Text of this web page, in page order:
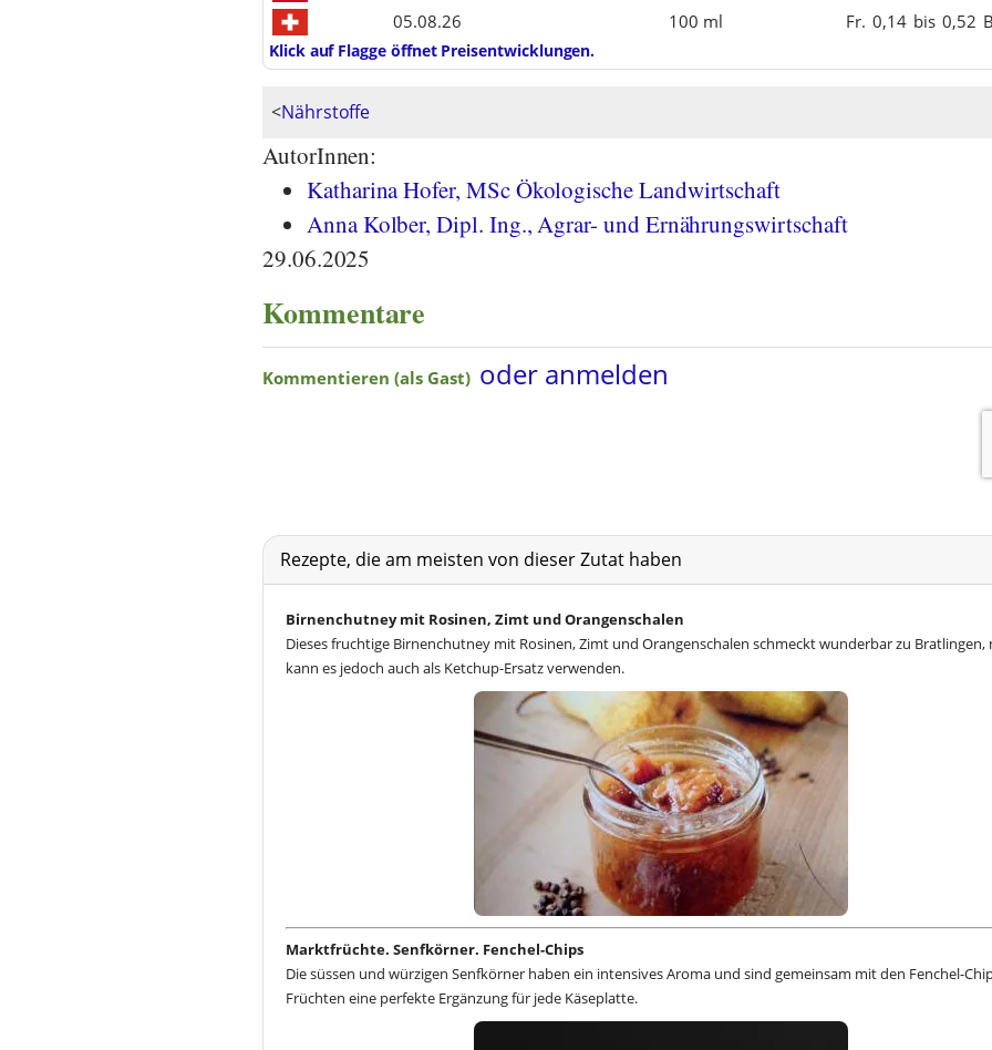
05.08.26
100 ml Fr. 0,14 bis 0,52
Klick auf Flagge öffnet Preisentwicklungen.
<Nährstoffe
AutorInnen:
Katharina Hofer, MSc Ökologische Landwirtschaft
Anna Kolber, Dipl. Ing., Agrar- und Ernährungswirtschaft
29.06.2025
Kommentare
Rezepte, die am meisten von dieser Zutat haben
Birnenchutney mit Rosinen, Zimt und Orangenschalen
Dieses fruchtige Birnenchutney mit Rosinen, Zimt und Orangenschalen schmeckt wunderbar zu Bratlingen,
kann es jedoch auch als Ketchup-Ersatz verwenden.
Marktfrüchte. Senfkörner. Fenchel-Chips
Die süssen und würzigen Senfkörner haben ein intensives Aroma und sind gemeinsam mit den Fenchel-
Früchten eine perfekte Ergänzung für jede Käseplatte.